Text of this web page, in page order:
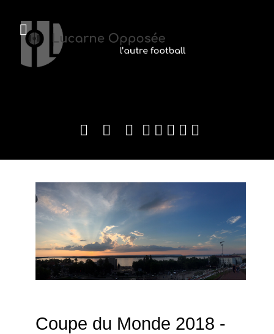
Coupe du Monde 2018 -